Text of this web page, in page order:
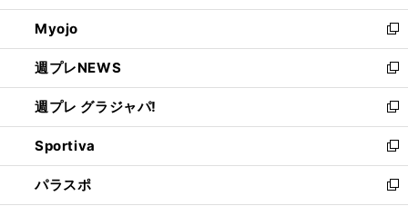
開
く
ウ
で
開
く
ン
ド
ウ
で
開
く
ウ
ィ
ン
ド
ウ
で
開
く
Myojo
新
し
い
ウ
ィ
ン
ド
ウ
で
週プレNEWS
新
し
い
ウ
ィ
ン
ド
週プレ グラジャパ!
新
し
い
ウ
ィ
Sportiva
新
し
い
パラスポ
新